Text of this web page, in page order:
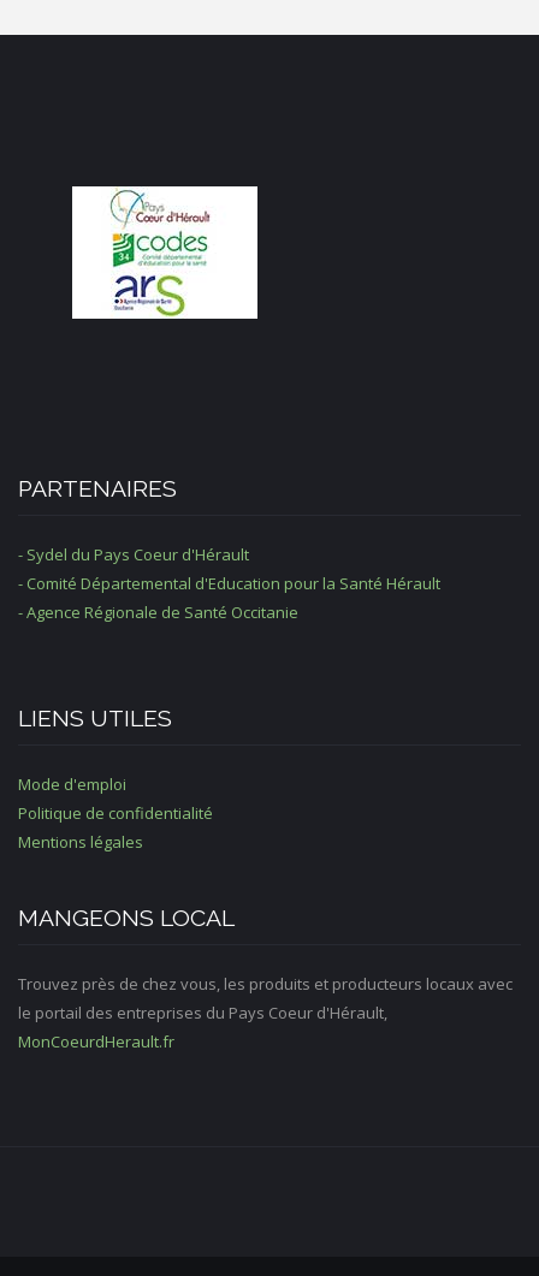
PARTENAIRES
- Sydel du Pays Coeur d'Hérault
- Comité Départemental d'Education pour la Santé Hérault
- Agence Régionale de Santé Occitanie
LIENS UTILES
Mode d'emploi
Politique de confidentialité
Mentions légales
MANGEONS LOCAL
Trouvez près de chez vous, les produits et producteurs locaux avec
le portail des entreprises du Pays Coeur d'Hérault,
MonCoeurdHerault.fr